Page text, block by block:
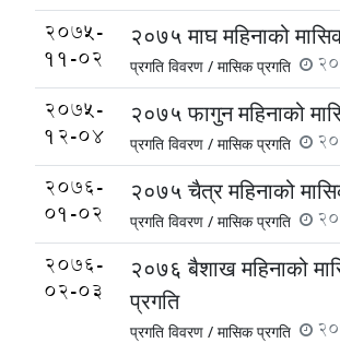
2075-
11-02
२०७५ माघ महिनाको
प्रगति विवरण / मासिक प्रगति
2075-
12-04
२०७५ फागुन महिनाको
प्रगति विवरण / मासिक प्रगति
2076-
01-02
२०७५ चैत्र महिनाको
प्रगति विवरण / मासिक प्रगति
2076-
02-03
२०७६ बैशाख महिनाको
प्रगति
प्रगति विवरण / मासिक प्रगति